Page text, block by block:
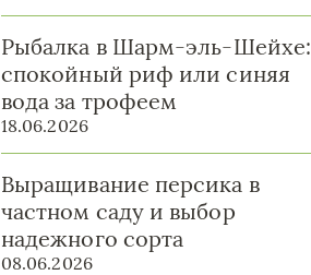
Рыбалка в Шарм-эль-Шейхе:
спокойный риф или синяя
вода за трофеем
18.06.2026
Выращивание персика в
частном саду и выбор
надежного сорта
08.06.2026